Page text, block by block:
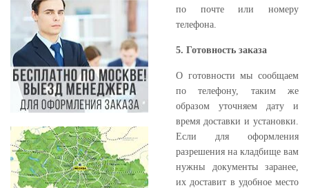
по почте или номеру
телефона.
5. Готовность заказа
О готовности мы сообщаем
по телефону, таким же
образом уточняем дату и
время доставки и установки.
Если для оформления
разрешения на кладбище вам
нужны документы заранее,
их доставит в удобное место